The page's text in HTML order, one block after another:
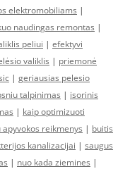
elektromobiliams |
naudingas remontas |
peliui | efektyvi
valiklis | priemonė
| geriausias pelesio
talpinimas | isorinis
| kaip optimizuoti
apyvokos reikmenys | buitis
kanalizacijai | saugus
| nuo kada ziemines |